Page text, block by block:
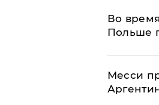
Во
Польше
Месси